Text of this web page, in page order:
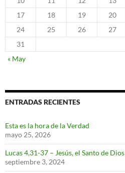
17
18 19 20
24
25 26 27
31
« May
ENTRADAS RECIENTES
Esta es la hora de la Verdad
mayo 25, 2026
Lucas 4,31-37 – Jesús, el Santo de Dios
septiembre 3, 2024